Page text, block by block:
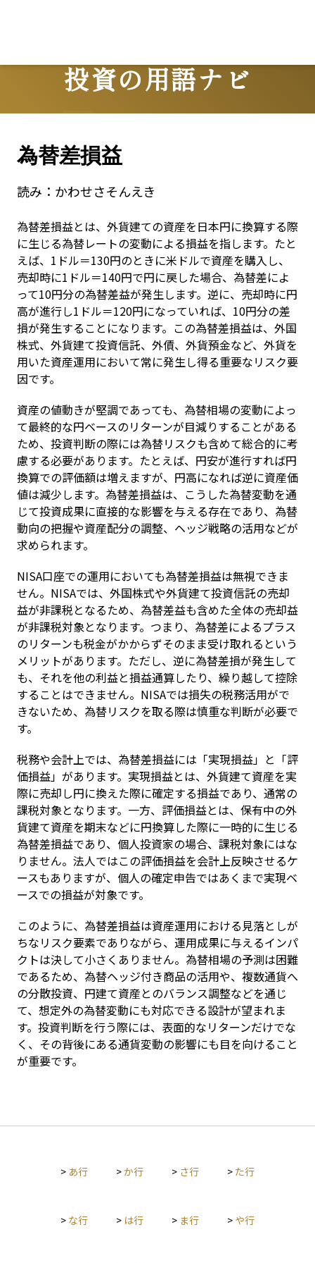
投資の用語ナビ
Terms
為替差損益
読み： かわせさそんえき
為替差損益とは、外貨建ての資産を日本円に換算する際
に生じる為替レートの変動による損益を指します。たと
えば、1ドル＝130円のときに米ドルで資産を購入し、
売却時に1ドル＝140円で円に戻した場合、為替差によ
って10円分の為替差益が発生します。逆に、売却時に円
高が進行し1ドル＝120円になっていれば、10円分の差
損が発生することになります。この為替差損益は、外国
株式、外貨建て投資信託、外債、外貨預金など、外貨を
用いた資産運用において常に発生し得る重要なリスク要
因です。
資産の値動きが堅調であっても、為替相場の変動によっ
て最終的な円ベースのリターンが目減りすることがある
ため、投資判断の際には為替リスクも含めて総合的に考
慮する必要があります。たとえば、円安が進行すれば円
換算での評価額は増えますが、円高になれば逆に資産価
値は減少します。為替差損益は、こうした為替変動を通
じて投資成果に直接的な影響を与える存在であり、為替
動向の把握や資産配分の調整、ヘッジ戦略の活用などが
求められます。
NISA口座での運用においても為替差損益は無視できま
せん。NISAでは、外国株式や外貨建て投資信託の売却
益が非課税となるため、為替差益も含めた全体の売却益
が非課税対象となります。つまり、為替差によるプラス
のリターンも税金がかからずそのまま受け取れるという
メリットがあります。ただし、逆に為替差損が発生して
も、それを他の利益と損益通算したり、繰り越して控除
することはできません。NISAでは損失の税務活用がで
きないため、為替リスクを取る際は慎重な判断が必要で
す。
税務や会計上では、為替差損益には「実現損益」と「評
価損益」があります。実現損益とは、外貨建て資産を実
際に売却し円に換えた際に確定する損益であり、通常の
課税対象となります。一方、評価損益とは、保有中の外
貨建て資産を期末などに円換算した際に一時的に生じる
為替差損益であり、個人投資家の場合、課税対象にはな
りません。法人ではこの評価損益を会計上反映させるケ
ースもありますが、個人の確定申告ではあくまで実現ベ
ースでの損益が対象です。
このように、為替差損益は資産運用における見落としが
ちなリスク要素でありながら、運用成果に与えるインパ
クトは決して小さくありません。為替相場の予測は困難
であるため、為替ヘッジ付き商品の活用や、複数通貨へ
の分散投資、円建て資産とのバランス調整などを通じ
て、想定外の為替変動にも対応できる設計が望まれま
す。投資判断を行う際には、表面的なリターンだけでな
く、その背後にある通貨変動の影響にも目を向けること
が重要です。
> あ行 >か行 > さ行 > た行
> な行 > は行 > ま行 > や行